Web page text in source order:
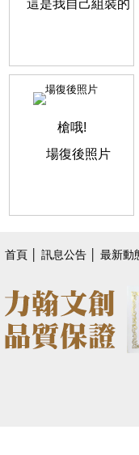
場復後照片
首頁 訊息公告 最新動